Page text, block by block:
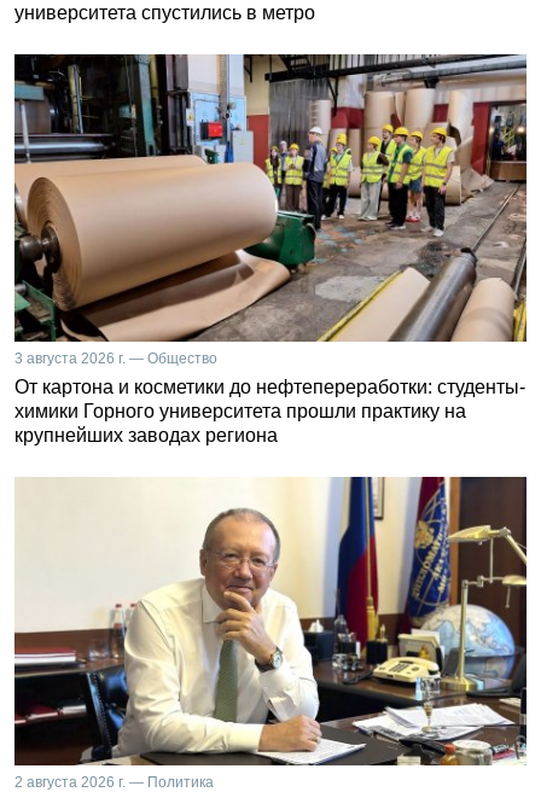
университета спустились в метро
3 августа 2026 г. — Общество
От картона и косметики до нефтепереработки: студенты-
химики Горного университета прошли практику на
крупнейших заводах региона
2 августа 2026 г. — Политика